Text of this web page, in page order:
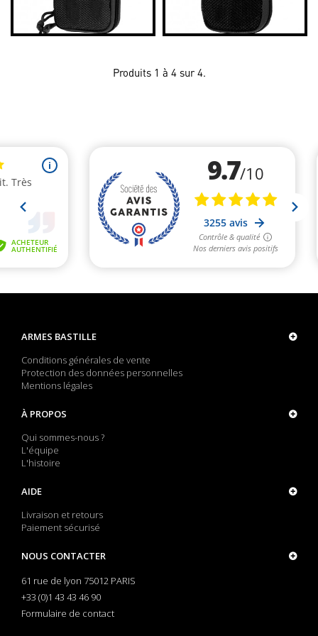
Produits 1 à 4 sur 4.
ARMES BASTILLE
Conditions générales de vente
Protection des données personnelles
Mentions légales
À PROPOS
Qui sommes-nous ?
L'équipe
L'histoire
AIDE
Livraison et retours
Paiement sécurisé
NOUS CONTACTER
61 rue de lyon 75012 PARIS
+33 (0)1 43 43 46 90
Formulaire de contact